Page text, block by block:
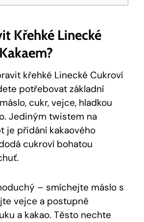
Křehké Linecké
křehké​ Linecké Cukroví
potřebovat základní
cukr, ⁣vejce, ​hladkou
Jediným twistem na
je přidání kakaového
cukroví‍ bohatou
– smíchejte máslo s
vejce a postupně
a kakao. Těsto nechte